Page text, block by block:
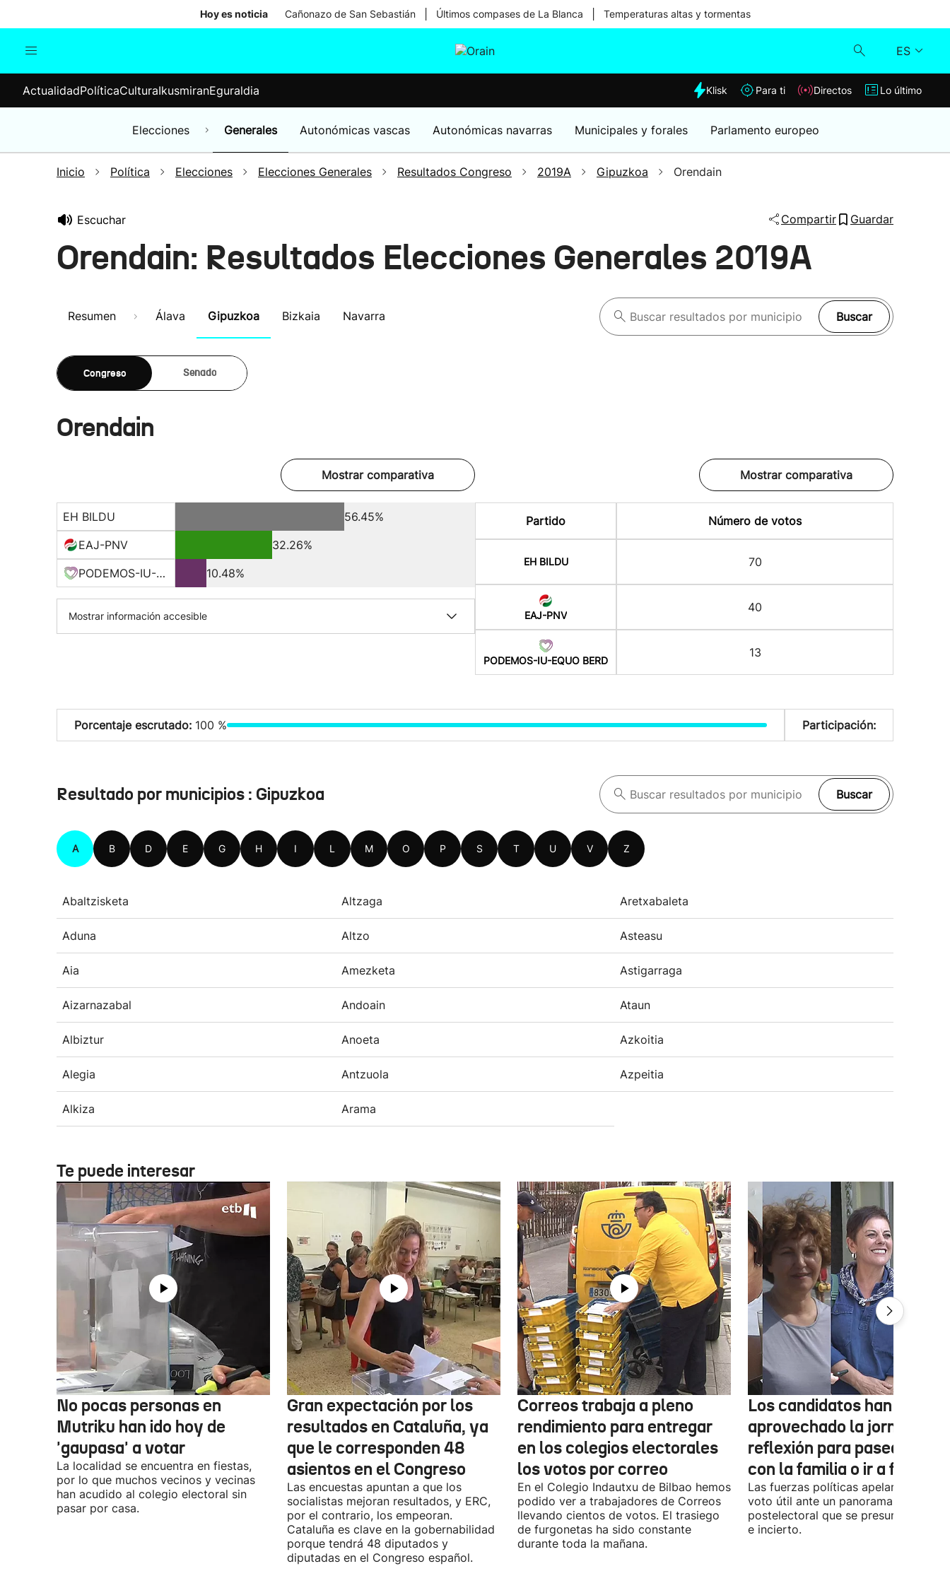
Hoy es noticia Cañonazo de San Sebastián Últimos compases de La Blanca Temperaturas altas y tormentas
ES
Elecciones
Klisk
Lo último
ActualidadPolíticaCulturaIkusmiranEguraldia Klisk Para ti Directos Lo último
Elecciones Generales Autonómicas vascas Autonómicas navarras Municipales y forales Parlamento europeo
Inicio Política Elecciones Elecciones Generales Resultados Congreso 2019A Gipuzkoa Orendain
Escuchar Compartir Guardar
Orendain: Resultados Elecciones Generales 2019A
Resumen Álava Gipuzkoa Bizkaia Navarra Buscar
Congreso Senado
Orendain
Mostrar comparativa
EH BILDU
56.45%
EAJ-PNV
32.26%
PODEMOS-IU-EQUO BERD
10.48%
Mostrar información accesible
Mostrar comparativa
Partido Número de votos
EH BILDU 70
EAJ-PNV
40
PODEMOS-IU-EQUO BERD
13
Porcentaje escrutado: 100 % Participación:
Resultado por municipios : Gipuzkoa Buscar
A B D E G H I L M O P S T U V Z
Abaltzisketa Altzaga Aretxabaleta
Aduna Altzo Asteasu
Aia Amezketa Astigarraga
Aizarnazabal Andoain Ataun
Albiztur Anoeta Azkoitia
Alegia Antzuola Azpeitia
Alkiza Arama
Te puede interesar
No pocas personas en
Mutriku han ido hoy de
'gaupasa' a votar
La localidad se encuentra en fiestas,
por lo que muchos vecinos y vecinas
han acudido al colegio electoral sin
pasar por casa.
Gran expectación por los
resultados en Cataluña, ya
que le corresponden 48
asientos en el Congreso
Las encuestas apuntan a que los
socialistas mejoran resultados, y ERC,
por el contrario, los empeoran.
Cataluña es clave en la gobernabilidad
porque tendrá 48 diputados y
diputadas en el Congreso español.
Correos trabaja a pleno
rendimiento para entregar
en los colegios electorales
los votos por correo
En el Colegio Indautxu de Bilbao hemos
podido ver a trabajadores de Correos
llevando cientos de votos. El trasiego
de furgonetas ha sido constante
durante toda la mañana.
Los candidatos han
aprovechado la jornada de
reflexión para pasear,
con la familia o ir a fiestas
Las fuerzas políticas apelaron ayer al
voto útil ante un panorama
postelectoral que se presume
e incierto.